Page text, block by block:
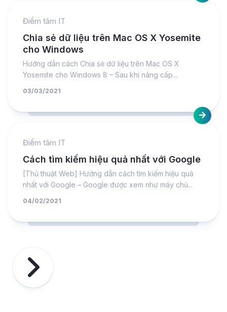
Điểm tâm IT
Chia sẻ dữ liệu trên Mac OS X Yosemite
cho Windows
Hướng dẫn cách Chia sẻ dữ liệu trên Mac OS X
Yosemite cho Windows 8 – Sau khi nâng cấp...
03/03/2021
Điểm tâm IT
Cách tìm kiếm hiệu quả nhất với Google
[Thủ thuật Web] Hướng dẫn cách tìm kiếm hiệu quả
nhất với Google – Google được xem như máy chủ...
04/02/2021